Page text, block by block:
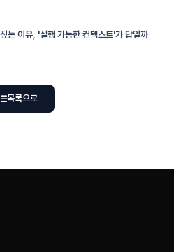
는 이유, '실행 가능한 컨텍스트'가 답일까
목록으로